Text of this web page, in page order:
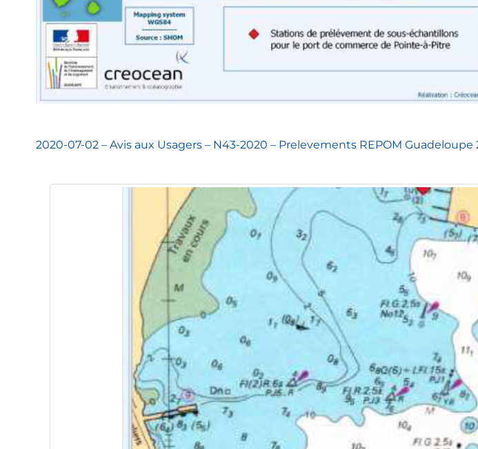
2020-07-02 – Avis aux Usagers – N43-2020 – Prelevements REPOM Guadeloupe